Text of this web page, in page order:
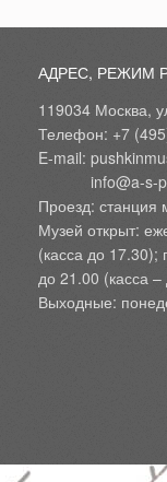
АДРЕС, РЕЖИМ
119034 Москва,
Телефон: +7
E-mail:
Проезд: станция
Музей открыт:
(касса до 17.30);
до 21.00 (касса
Выходные: